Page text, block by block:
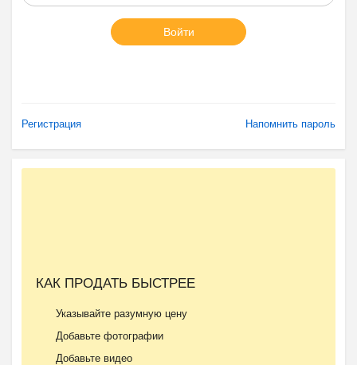
Войти
Регистрация Напомнить пароль
КАК ПРОДАТЬ БЫСТРЕЕ
Указывайте разумную цену
Добавьте фотографии
Добавьте видео